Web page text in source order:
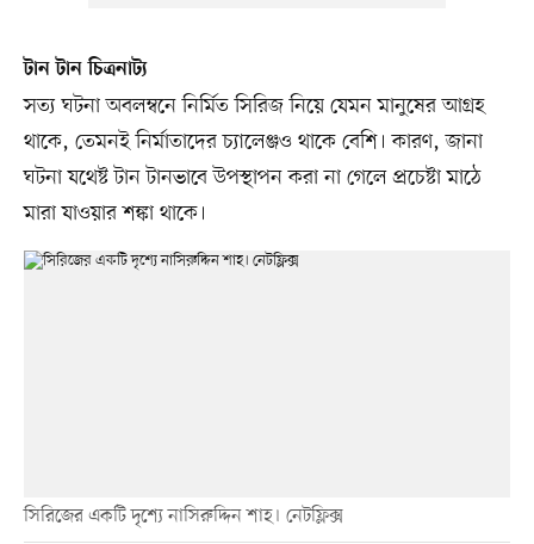
টান টান চিত্রনাট্য
সত্য ঘটনা অবলম্বনে নির্মিত সিরিজ নিয়ে যেমন মানুষের আগ্রহ
থাকে, তেমনই নির্মাতাদের চ্যালেঞ্জও থাকে বেশি। কারণ, জানা
ঘটনা যথেষ্ট টান টানভাবে উপস্থাপন করা না গেলে প্রচেষ্টা মাঠে
মারা যাওয়ার শঙ্কা থাকে।
সিরিজের একটি দৃশ্যে নাসিরুদ্দিন শাহ। নেটফ্লিক্স